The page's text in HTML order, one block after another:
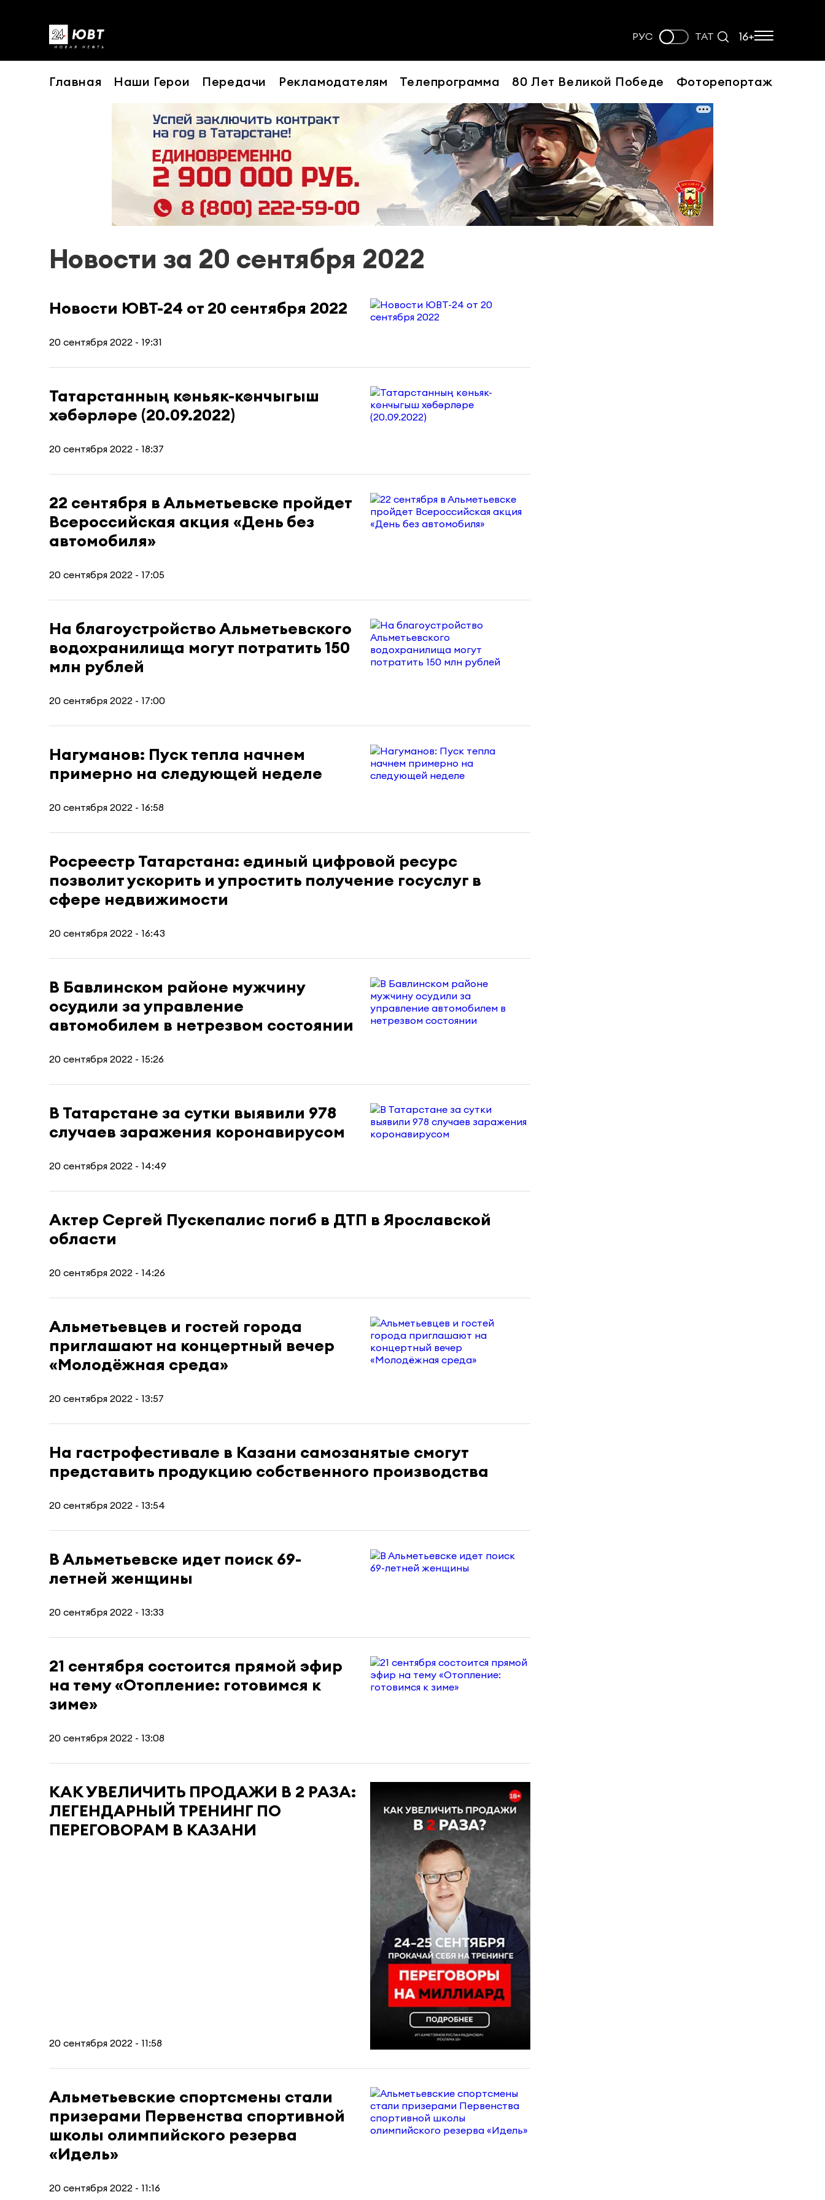
РУС ТАТ 16+
Главная Наши Герои Передачи Рекламодателям Телепрограмма 80 Лет Великой Победе Фоторепортаж
Новости за 20 сентября 2022
Новости ЮВТ-24 от 20 сентября 2022
20 сентября 2022 - 19:31
Татарстанның көньяк-көнчыгыш
хәбәрләре (20.09.2022)
20 сентября 2022 - 18:37
22 сентября в Альметьевске пройдет
Всероссийская акция «День без
автомобиля»
20 сентября 2022 - 17:05
На благоустройство Альметьевского
водохранилища могут потратить 150
млн рублей
20 сентября 2022 - 17:00
Нагуманов: Пуск тепла начнем
примерно на следующей неделе
20 сентября 2022 - 16:58
Росреестр Татарстана: единый цифровой ресурс
позволит ускорить и упростить получение госуслуг в
сфере недвижимости
20 сентября 2022 - 16:43
В Бавлинском районе мужчину
осудили за управление
автомобилем в нетрезвом состоянии
20 сентября 2022 - 15:26
В Татарстане за сутки выявили 978
случаев заражения коронавирусом
20 сентября 2022 - 14:49
Актер Сергей Пускепалис погиб в ДТП в Ярославской
области
20 сентября 2022 - 14:26
Альметьевцев и гостей города
приглашают на концертный вечер
«Молодёжная среда»
20 сентября 2022 - 13:57
На гастрофестивале в Казани самозанятые смогут
представить продукцию собственного производства
20 сентября 2022 - 13:54
В Альметьевске идет поиск 69-
летней женщины
20 сентября 2022 - 13:33
21 сентября состоится прямой эфир
на тему «Отопление: готовимся к
зиме»
20 сентября 2022 - 13:08
КАК УВЕЛИЧИТЬ ПРОДАЖИ В 2 РАЗА:
ЛЕГЕНДАРНЫЙ ТРЕНИНГ ПО
ПЕРЕГОВОРАМ В КАЗАНИ
20 сентября 2022 - 11:58
Альметьевские спортсмены стали
призерами Первенства спортивной
школы олимпийского резерва
«Идель»
20 сентября 2022 - 11:16